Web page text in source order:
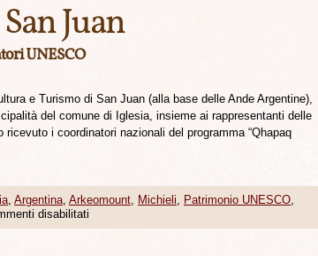
San Juan
UNESCO
e Turismo di San Juan (alla base delle Ande Argentine),
del comune di Iglesia, insieme ai rappresentanti delle
i coordinatori nazionali del programma “Qhapaq
, Argentina, Arkeomount, Michieli, Patrimonio UNESCO,
disabilitati